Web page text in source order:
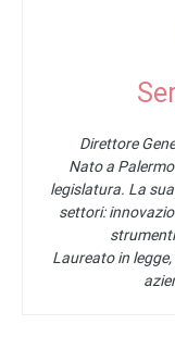
Direttore
Nato a
legislatura. La
settori:
Laureato in